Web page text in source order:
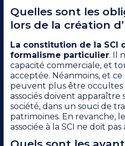
Quelles sont les
lors de la création
La constitution de la SCI
formalisme particulier. Il
capacité commerciale, et
acceptée. Néanmoins, et ce
peuvent plus être occultes
associés doivent apparaître
société, dans un souci de
patrimoines. En revanche,
associée à la SCI ne doit